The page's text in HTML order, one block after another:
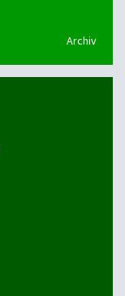
Archiv